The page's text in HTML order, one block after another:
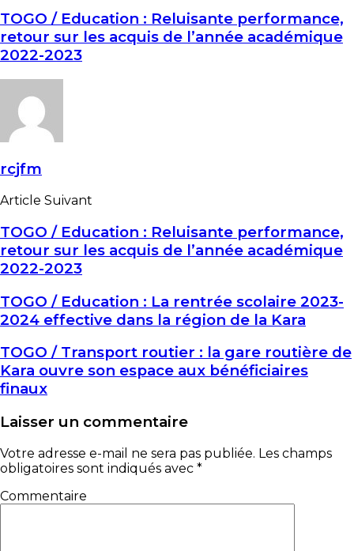
TOGO / Education : Reluisante performance,
retour sur les acquis de l’année académique
2022-2023
rcjfm
Article Suivant
TOGO / Education : Reluisante performance,
retour sur les acquis de l’année académique
2022-2023
TOGO / Education : La rentrée scolaire 2023-
2024 effective dans la région de la Kara
TOGO / Transport routier : la gare routière de
Kara ouvre son espace aux bénéficiaires
finaux
Laisser un commentaire
Votre adresse e-mail ne sera pas publiée. Les champs
obligatoires sont indiqués avec *
Commentaire